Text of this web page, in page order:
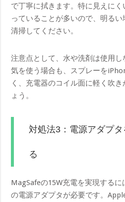
で丁寧に拭きます。特に見えに
っていることが多いので、明る
清掃してください。
注意点として、水や洗剤は使用
気を使う場合も、スプレーを
く、充電器のコイル面に軽く吹
ょう。
対処法3：電源アダプ
る
MagSafeの15W充電を実現するに
の電源アダプタが必要です。